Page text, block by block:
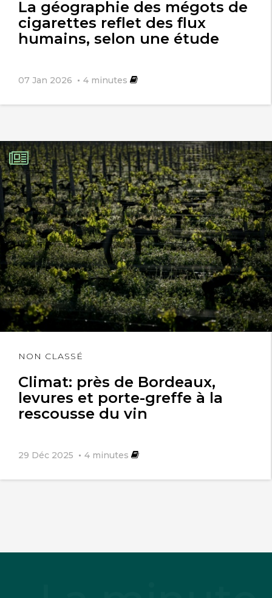
La géographie des mégots de
cigarettes reflet des flux
humains, selon une étude
07 Jan 2026 4 minutes
NON CLASSÉ
Climat: près de Bordeaux,
levures et porte-greffe à la
rescousse du vin
29 Déc 2025 4 minutes
Lire